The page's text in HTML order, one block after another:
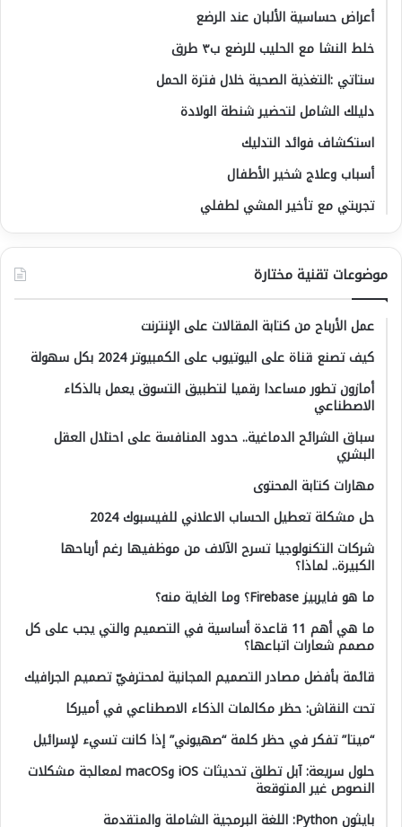
أعراض حساسية الألبان عند الرضع
خلط النشا مع الحليب للرضع ب٣ طرق
ستاتي :التغذية الصحية خلال فترة الحمل
دليلك الشامل لتحضير شنطة الولادة
استكشاف فوائد التدليك
أسباب وعلاج شخير الأطفال
تجربتي مع تأخير المشي لطفلي
موضوعات تقنية مختارة
عمل الأرباح من كتابة المقالات على الإنترنت
كيف تصنع قناة على اليوتيوب على الكمبيوتر 2024 بكل سهولة
أمازون تطور مساعدا رقميا لتطبيق التسوق يعمل بالذكاء
الاصطناعي
سباق الشرائح الدماغية.. حدود المنافسة على احتلال العقل
البشري
مهارات كتابة المحتوى
حل مشكلة تعطيل الحساب الاعلاني للفيسبوك 2024
شركات التكنولوجيا تسرح الآلاف من موظفيها رغم أرباحها
الكبيرة.. لماذا؟
ما هو فايربيز Firebase؟ وما الغاية منه؟
ما هي أهم 11 قاعدة أساسية في التصميم والتي يجب على كل
مصمم شعارات اتباعها؟
قائمة بأفضل مصادر التصميم المجانية لمحترفيّ تصميم الجرافيك
تحت النقاش: حظر مكالمات الذكاء الاصطناعي في أميركا
“ميتا” تفكر في حظر كلمة “صهيوني” إذا كانت تسيء لإسرائيل
حلول سريعة: آبل تطلق تحديثات iOS وmacOS لمعالجة مشكلات
النصوص غير المتوقعة
بايثون Python: اللغة البرمجية الشاملة والمتقدمة